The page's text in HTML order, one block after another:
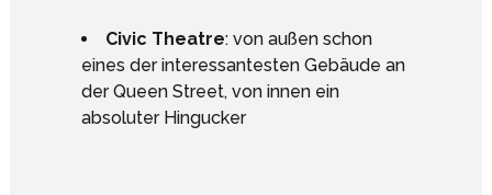
Civic Theatre: von außen schon
eines der interessantesten Gebäude an
der Queen Street, von innen ein
absoluter Hingucker